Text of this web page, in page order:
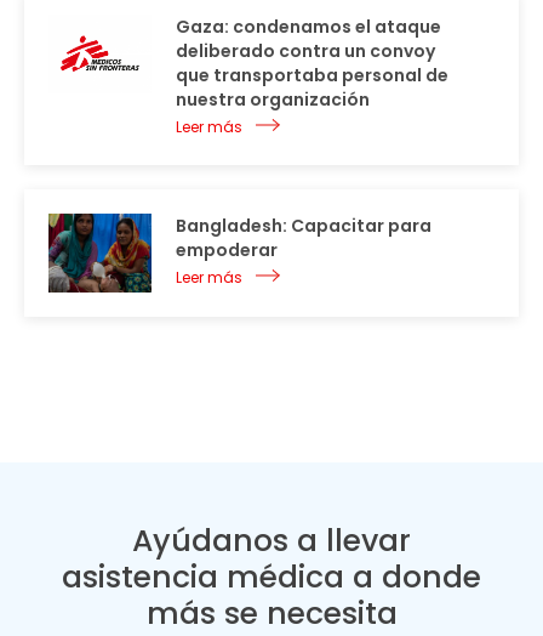
Gaza: condenamos el ataque
deliberado contra un convoy
que transportaba personal de
nuestra organización
Leer más
Bangladesh: Capacitar para
empoderar
Leer más
Ayúdanos a llevar
asistencia médica a donde
más se necesita